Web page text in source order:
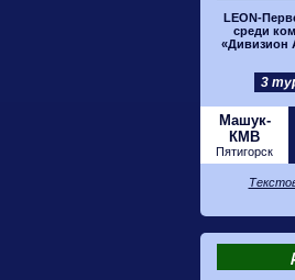
LEON-
среди
«Дивизион
3
Машук-
КМВ
Пятигорск